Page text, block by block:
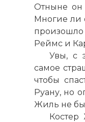
Отныне он
Многие ли
Реймс и
Увы, с
самое
чтобы
Руану, но
Жиль не